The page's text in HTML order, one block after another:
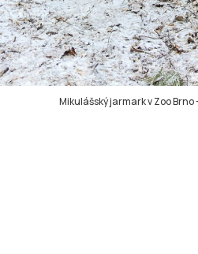
Mikulášský jarmark v Zoo Brno